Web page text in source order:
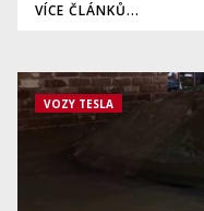
VÍCE ČLÁNKŮ...
VOZY TESLA